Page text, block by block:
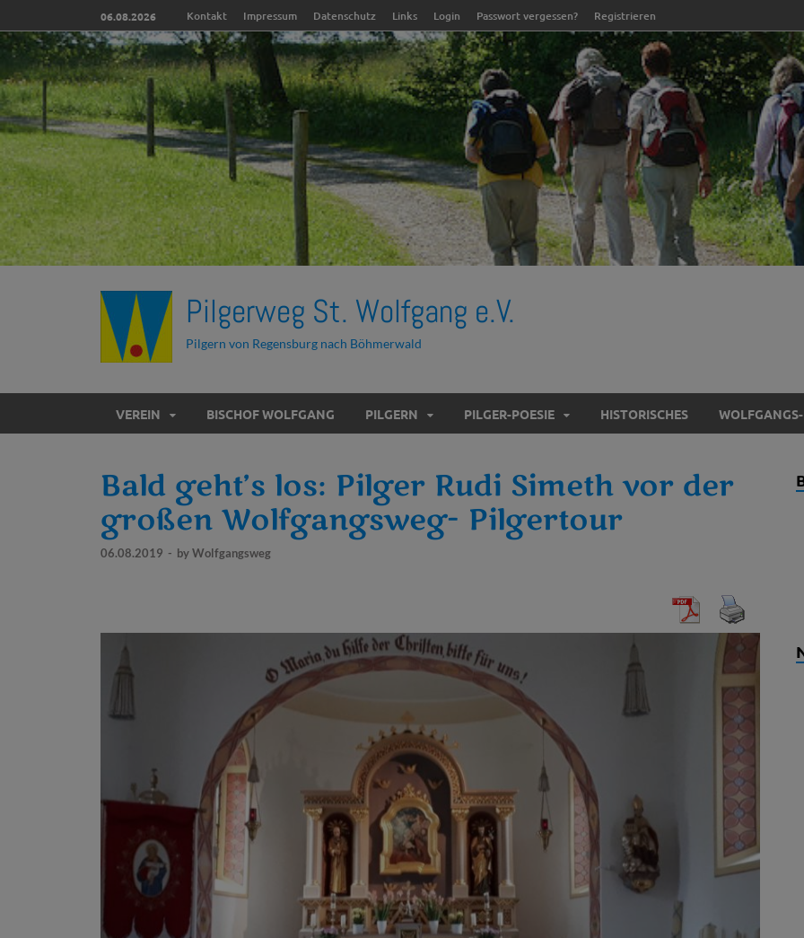
06.08.2026 Kontakt Impressum Datenschutz Links Login Passwort vergessen? Registrieren
Pilgerweg St. Wolfgang e.V.
Pilgern von Regensburg nach Böhmerwald
VEREIN BISCHOF WOLFGANG PILGERN PILGER-POESIE HISTORISCHES
Bald geht’s los: Pilger Rudi Simeth vor der
großen Wolfgangsweg- Pilgertour
06.08.2019 - byWolfgangsweg